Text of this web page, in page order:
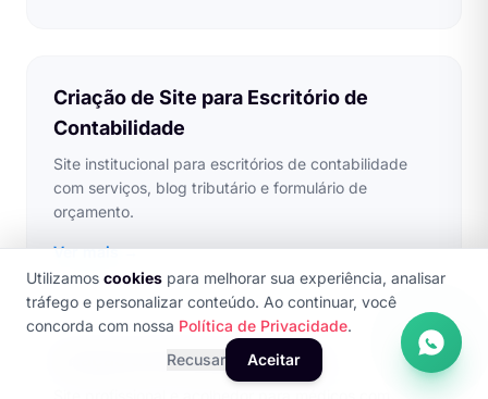
Criação de Site para Escritório de
Contabilidade
Site institucional para escritórios de contabilidade
com serviços, blog tributário e formulário de
orçamento.
Ver mais →
Criação de Site para Médicos
Utilizamos cookies para melhorar sua experiência, analisar
tráfego e personalizar conteúdo. Ao continuar, você
concorda com nossa Política de Privacidade.
Recusar
Aceitar